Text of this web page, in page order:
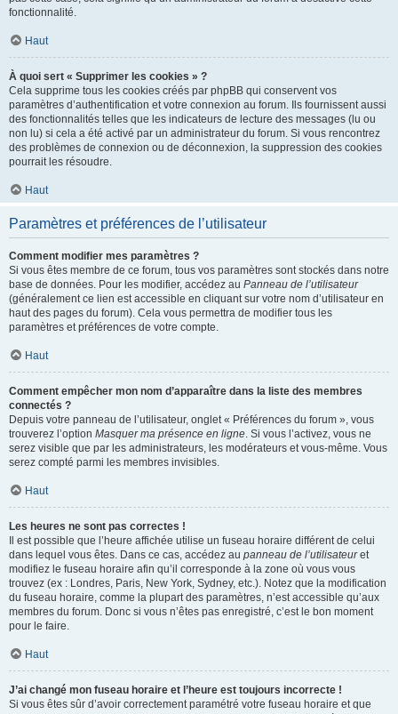
fonctionnalité.
Haut
À quoi sert « Supprimer les cookies » ?
Cela supprime tous les cookies créés par phpBB qui conservent vos
paramètres d’authentification et votre connexion au forum. Ils fournissent aussi
des fonctionnalités telles que les indicateurs de lecture des messages (lu ou
non lu) si cela a été activé par un administrateur du forum. Si vous rencontrez
des problèmes de connexion ou de déconnexion, la suppression des cookies
pourrait les résoudre.
Haut
Paramètres et préférences de l’utilisateur
Comment modifier mes paramètres ?
Si vous êtes membre de ce forum, tous vos paramètres sont stockés dans notre
base de données. Pour les modifier, accédez au Panneau de l’utilisateur
(généralement ce lien est accessible en cliquant sur votre nom d’utilisateur en
haut des pages du forum). Cela vous permettra de modifier tous les
paramètres et préférences de votre compte.
Haut
Comment empêcher mon nom d’apparaître dans la liste des membres
connectés ?
Depuis votre panneau de l’utilisateur, onglet « Préférences du forum », vous
trouverez l’option Masquer ma présence en ligne. Si vous l’activez, vous ne
serez visible que par les administrateurs, les modérateurs et vous-même. Vous
serez compté parmi les membres invisibles.
Haut
Les heures ne sont pas correctes !
Il est possible que l’heure affichée utilise un fuseau horaire différent de celui
dans lequel vous êtes. Dans ce cas, accédez au panneau de l’utilisateuret
modifiez le fuseau horaire afin qu’il corresponde à la zone où vous vous
trouvez (ex : Londres, Paris, New York, Sydney, etc.). Notez que la modification
du fuseau horaire, comme la plupart des paramètres, n’est accessible qu’aux
membres du forum. Donc si vous n’êtes pas enregistré, c’est le bon moment
pour le faire.
Haut
J’ai changé mon fuseau horaire et l’heure est toujours incorrecte !
Si vous êtes sûr d’avoir correctement paramétré votre fuseau horaire et que